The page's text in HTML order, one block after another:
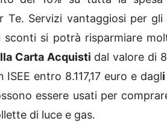
Te. Servizi vantaggiosi per
si potrà risparmiare
Carta Acquisti dal valore di
entro 8.117,17 euro e dagl
essere usati per
di luce e gas.